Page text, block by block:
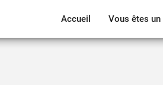
Accueil Vous êtes